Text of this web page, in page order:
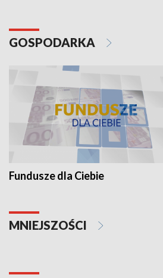
GOSPODARKA
Fundusze dla Ciebie
MNIEJSZOŚCI